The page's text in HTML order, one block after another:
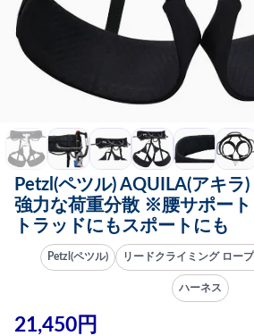
Petzl(ペツル) AQUILA(アキラ
強力な荷重分散 ※腰サポー
トラッドにもスポートにも
Petzl(ペツル) リードクライミング ロー
ハーネス
21,450円